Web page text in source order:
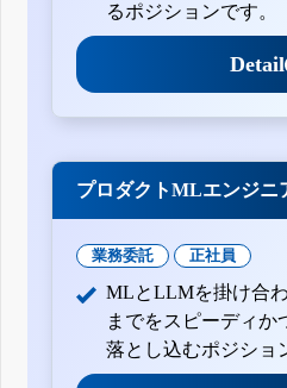
るポジションです。
Detail
プロダクトMLエンジニ
業務委託 正社員
MLとLLMを掛け合
までをスピーディか
落とし込むポジショ